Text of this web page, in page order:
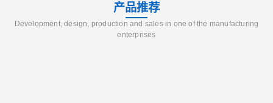
产品推荐
Development, design, production and sales in one of the manufacturing
enterprises